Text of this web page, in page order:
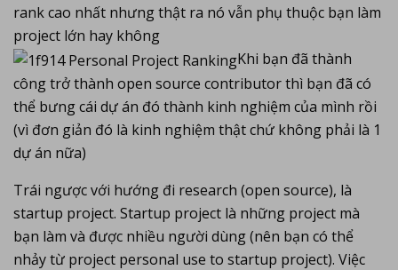
rank cao nhất nhưng thật ra nó vẫn phụ thuộc bạn làm
project lớn hay không
Khi bạn đã thành
công trở thành open source contributor thì bạn đã có
thể bưng cái dự án đó thành kinh nghiệm của mình rồi
(vì đơn giản đó là kinh nghiệm thật chứ không phải là 1
dự án nữa)
Trái ngược với hướng đi research (open source), là
startup project. Startup project là những project mà
bạn làm và được nhiều người dùng (nên bạn có thể
nhảy từ project personal use to startup project). Việc